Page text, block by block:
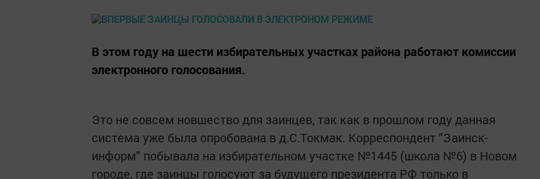
В этом году на шести избирательных участках района работают комиссии
электронного голосования.
Это не совсем новшество для заинцев, так как в прошлом году данная
система уже была опробована в д.С.Токмак. Корреспондент "Заинск-
информ" побывала на избирательном участке №1445 (школа №6) в Новом
городе, где заинцы голосуют за будущего президента РФ только в